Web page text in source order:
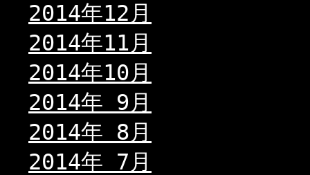
2014年12月
2014年11月
2014年10月
2014年 9月
2014年 8月
2014年 7月